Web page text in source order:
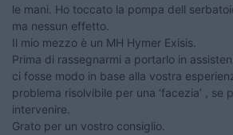
le mani. Ho toccato la pompa dell
ma nessun effetto.
Il mio mezzo è un MH Hymer Exisis.
Prima di rassegnarmi a portarlo in
ci fosse modo in base alla vostra
problema risolvibile per una ‘facezia’ , se
intervenire.
Grato per un vostro consiglio.